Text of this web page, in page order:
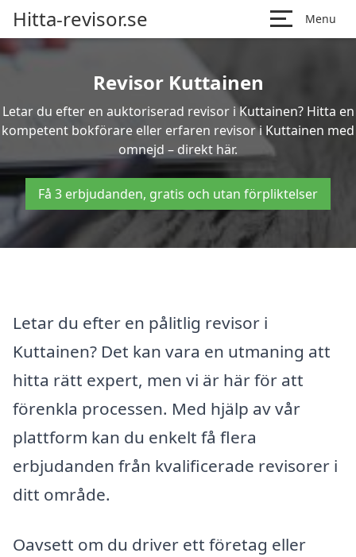
Hitta-revisor.se Menu
Revisor Kuttainen
Letar du efter en auktoriserad revisor i Kuttainen? Hitta en
kompetent bokförare eller erfaren revisor i Kuttainen med
omnejd – direkt här.
Få 3 erbjudanden, gratis och utan förpliktelser
Letar du efter en pålitlig revisor i
Kuttainen? Det kan vara en utmaning att
hitta rätt expert, men vi är här för att
förenkla processen. Med hjälp av vår
plattform kan du enkelt få flera
erbjudanden från kvalificerade revisorer i
ditt område.
Oavsett om du driver ett företag eller